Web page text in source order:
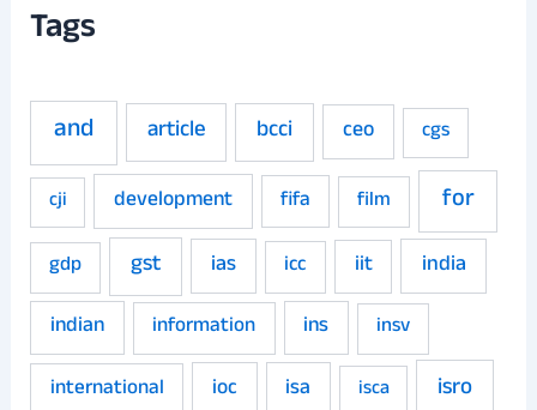
Tags
and article bcci ceo cgs
cji development fifa film for
gdp gst ias icc iit
india
indian
information ins
insv
international
ioc isa isca isro